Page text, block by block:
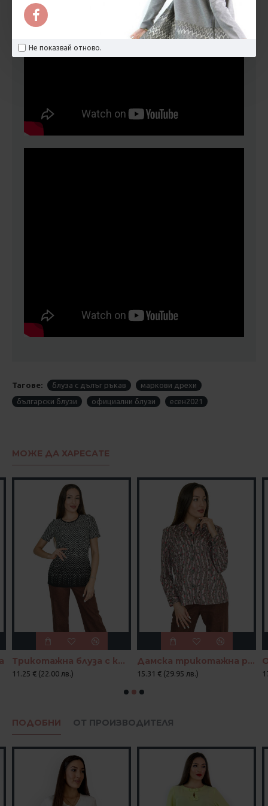
Не показвай отново.
Тагове: блуза с дълъг ръкав
маркови дрехи
български блузи
официални блузи есен2021
МОЖЕ ДА ХАРЕСАТЕ
Трикотажна блуза с къс ръкав в черно и бяло
11.25 € (22.00 лв.)
Дамска трикотажна риза
15.31 € (29.95 лв.)
ПОДОБНИ ОТ ПРОИЗВОДИТЕЛЯ